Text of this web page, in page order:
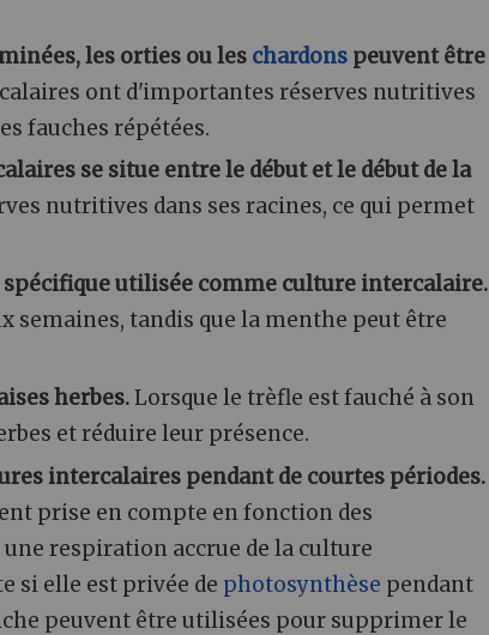
les orties ou les chardons peuvent être
ont d'importantes réserves nutritives
fauches répétées.
se situe entre le début et le début de la
nutritives dans ses racines, ce qui permet
spécifique utilisée comme culture intercalaire.
semaines, tandis que la menthe peut être
herbes.Lorsque le trèfle est fauché à son
et réduire leur présence.
intercalaires pendant de courtes périodes.
prise en compte en fonction des
respiration accrue de la culture
si elle est privée de photosynthèse pendant
peuvent être utilisées pour supprimer le